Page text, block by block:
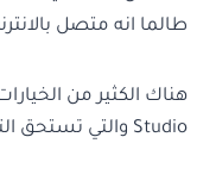
طالما انه متصل
Studio والتي تستحق التجربة